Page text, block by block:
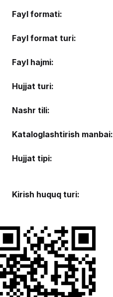
Fayl formati:
Fayl format turi:
Fayl hajmi:
Hujjat turi:
Nashr tili:
Kataloglashtirish manbai:
Hujjat tipi:
Kirish huquq turi: